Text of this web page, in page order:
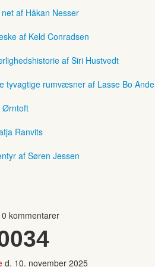
af Håkan Nesser
af Keld Conradsen
af Siri Hustvedt
tyvagtige rumvæsner af Lasse Bo
Ørntoft
Ranvits
af Søren Jessen
0 kommentarer
d. 10. november 2025